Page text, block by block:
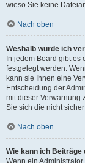
wieso Sie keine
Nach oben
Weshalb wurde ich
In jedem Board gibt es
festgelegt werden.
kann sie Ihnen eine
Entscheidung der
mit dieser Verwarnung
Sie sich die nicht
Nach oben
Wie kann ich Beiträge
Wenn ein